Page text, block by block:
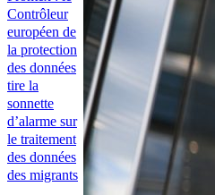
Contrôleur
européen de
la protection
des données
tire la
sonnette
d’alarme sur
le traitement
des données
des migrants